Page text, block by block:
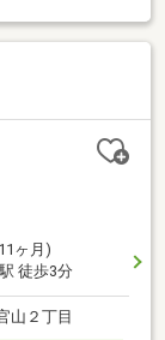
ヶ月)
徒歩3分
山２丁目